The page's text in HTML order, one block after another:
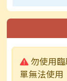
警告:
勿使用
單無法使用